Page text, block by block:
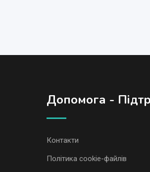
Допомога -
Контакти
Політика cookie-файлів